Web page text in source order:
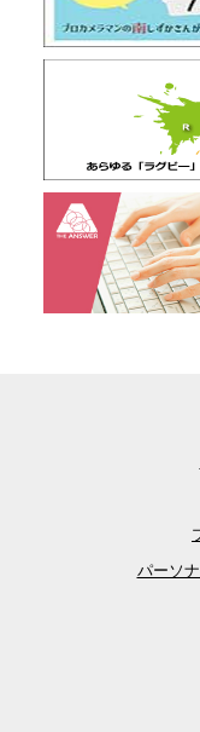
パーソ